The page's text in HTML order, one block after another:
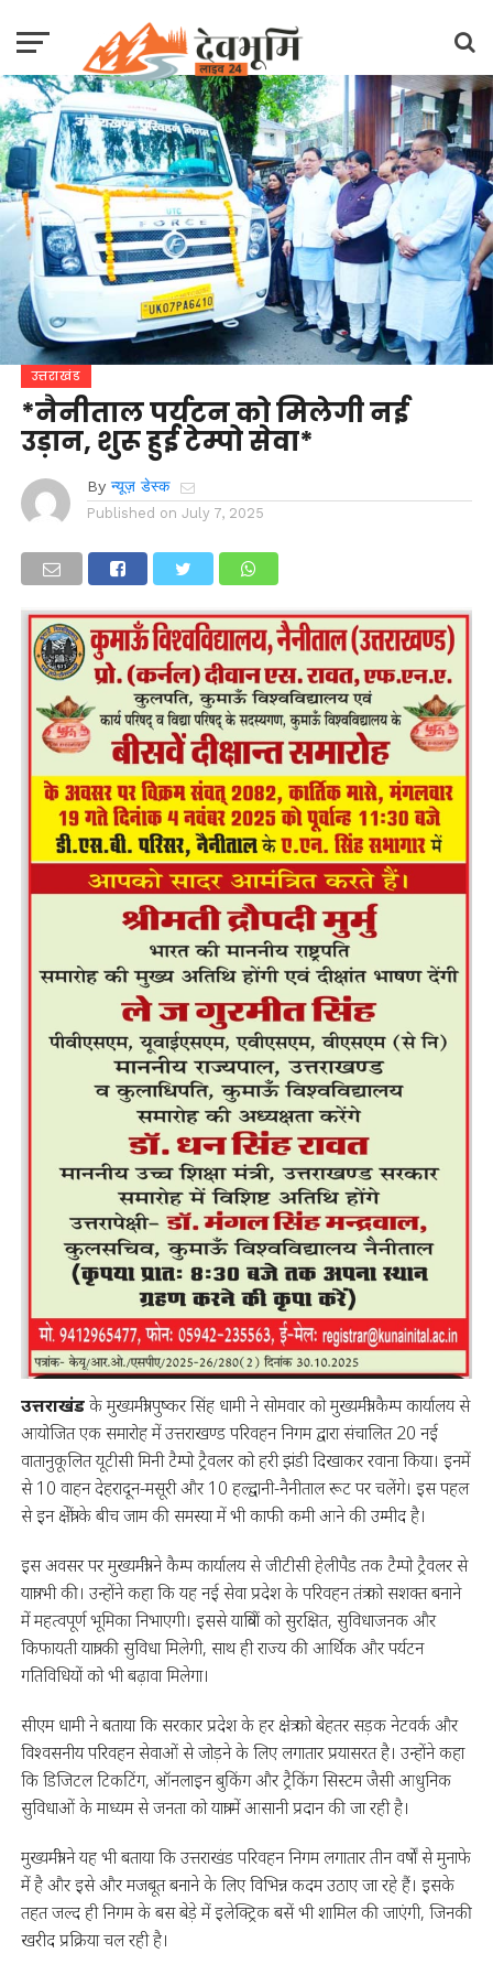
उत्तराखंड
*नैनीताल पर्यटन को मिलेगी नई
उड़ान, शुरू हुई टेम्पो सेवा*
By न्यूज़ डेस्क
Published on July 7, 2025
उत्तराखंडके मुख्यमंत्री पुष्कर सिंह धामी ने सोमवार को मुख्यमंत्री कैम्प कार्यालय से
आयोजित एक समारोह में उत्तराखण्ड परिवहन निगम द्वारा संचालित 20 नई
वातानुकूलित यूटीसी मिनी टैम्पो ट्रैवलर को हरी झंडी दिखाकर रवाना किया। इनमें
से 10 वाहन देहरादून-मसूरी और 10 हल्द्वानी-नैनीताल रूट पर चलेंगे। इस पहल
से इन क्षेत्रों के बीच जाम की समस्या में भी काफी कमी आने की उम्मीद है।
इस अवसर पर मुख्यमंत्री ने कैम्प कार्यालय से जीटीसी हेलीपैड तक टैम्पो ट्रैवलर से
यात्रा भी की। उन्होंने कहा कि यह नई सेवा प्रदेश के परिवहन तंत्र को सशक्त बनाने
में महत्वपूर्ण भूमिका निभाएगी। इससे यात्रियों को सुरक्षित, सुविधाजनक और
किफायती यात्रा की सुविधा मिलेगी, साथ ही राज्य की आर्थिक और पर्यटन
गतिविधियों को भी बढ़ावा मिलेगा।
सीएम धामी ने बताया कि सरकार प्रदेश के हर क्षेत्र को बेहतर सड़क नेटवर्क और
विश्वसनीय परिवहन सेवाओं से जोड़ने के लिए लगातार प्रयासरत है। उन्होंने कहा
कि डिजिटल टिकटिंग, ऑनलाइन बुकिंग और ट्रैकिंग सिस्टम जैसी आधुनिक
सुविधाओं के माध्यम से जनता को यात्रा में आसानी प्रदान की जा रही है।
मुख्यमंत्री ने यह भी बताया कि उत्तराखंड परिवहन निगम लगातार तीन वर्षों से मुनाफे
में है और इसे और मजबूत बनाने के लिए विभिन्न कदम उठाए जा रहे हैं। इसके
तहत जल्द ही निगम के बस बेड़े में इलेक्ट्रिक बसें भी शामिल की जाएंगी, जिनकी
खरीद प्रक्रिया चल रही है।